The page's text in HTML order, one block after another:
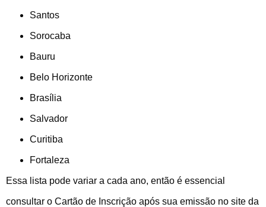
Santos
Sorocaba
Bauru
Belo Horizonte
Brasília
Salvador
Curitiba
Fortaleza
Essa lista pode variar a cada ano, então é essencial
consultar o Cartão de Inscrição após sua emissão no site da